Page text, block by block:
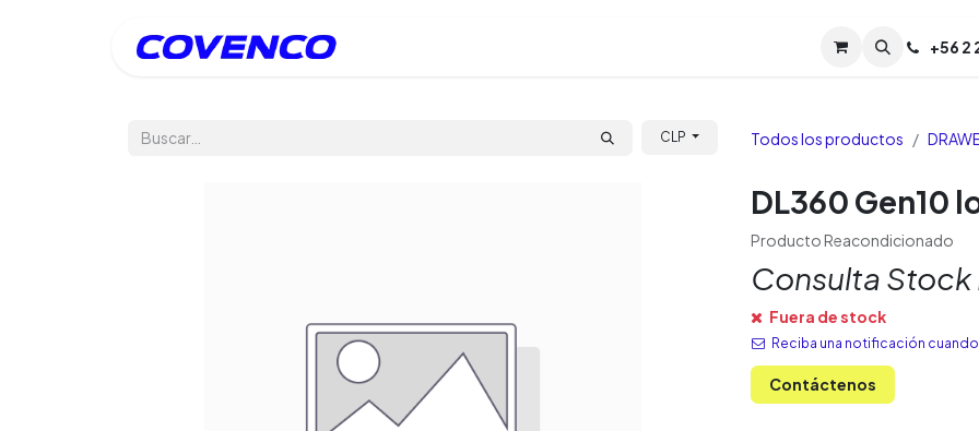
Soporte TPM (CL) +56 2
CLP Todos los productos
DL360 Gen10
Producto Reacondicionado
Consulta
Fuera de stock
Reciba una notificación
Contáctenos